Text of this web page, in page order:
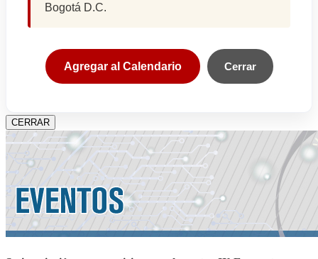
Bogotá D.C.
Agregar al Calendario Cerrar
CERRAR